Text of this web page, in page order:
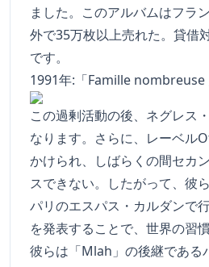
ました。このアルバムはフラ
外で35万枚以上売れた。貸借
です。
1991年:「Famille nombreuse
この過剰活動の後、ネグレス
なります。さらに、レーベル
かけられ、しばらくの間セカ
スできない。したがって、彼
パリのエスパス・カルダンで
を発表することで、世界の習
彼らは「Mlah」の後継である